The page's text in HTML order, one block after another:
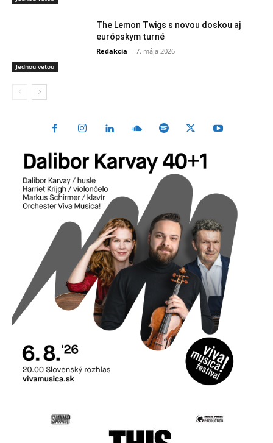
Jednou vetou
The Lemon Twigs s novou doskou aj
európskym turné
Redakcia - 7. mája 2026